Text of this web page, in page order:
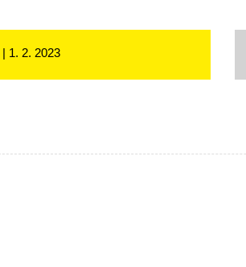
| 1. 2. 2023